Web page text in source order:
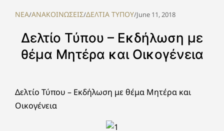
NEA/ΑΝΑΚΟΙΝΩΣΕΙΣ/ΔΕΛΤΙΑ ΤΥΠΟΥ/June 11, 2018
Δελτίο Τύπου – Εκδήλωση με
θέμα Μητέρα και Οικογένεια
Δελτίο Τύπου – Εκδήλωση με θέμα Μητέρα και
Οικογένεια